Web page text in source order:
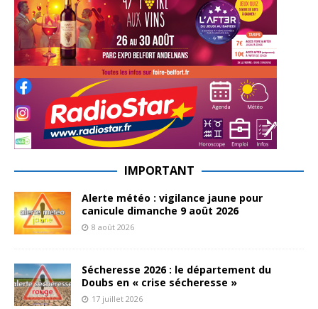
IMPORTANT
Alerte météo : vigilance jaune pour
canicule dimanche 9 août 2026
8 août 2026
Sécheresse 2026 : le département du
Doubs en « crise sécheresse »
17 juillet 2026